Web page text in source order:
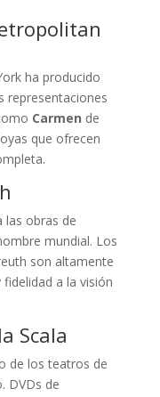
ha producido
representaciones
Carmen de
que ofrecen
las obras de
mundial. Los
son altamente
a la visión
Scala
de los teatros de
DVDs de